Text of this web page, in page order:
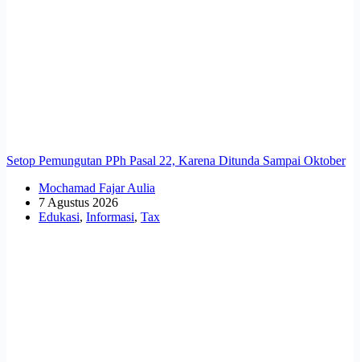
Setop Pemungutan PPh Pasal 22, Karena Ditunda Sampai Oktober
Mochamad Fajar Aulia
7 Agustus 2026
Edukasi, Informasi, Tax